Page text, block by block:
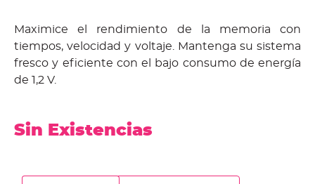
Maximice el rendimiento de la memoria con
tiempos, velocidad y voltaje. Mantenga su sistema
fresco y eficiente con el bajo consumo de energía
de 1,2 V.
Sin Existencias